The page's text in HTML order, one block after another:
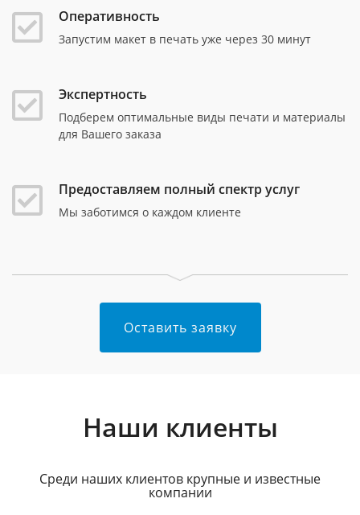
Оперативность
Запустим макет в печать уже через 30 минут
Экспертность
Подберем оптимальные виды печати и материалы
для Вашего заказа
Предоставляем полный спектр услуг
Мы заботимся о каждом клиенте
Оставить заявку
Наши клиенты
Среди наших клиентов крупные и известные
компании